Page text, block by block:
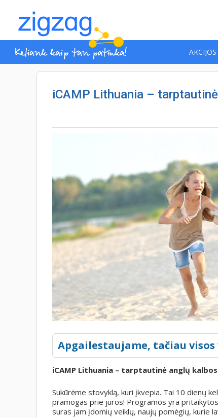
AKCIJOS
iCAMP Lithuania –
Apgailestaujame, tačiau
iCAMP Lithuania – tarptautinė anglų
Sukūrėme stovyklą, kuri įkvepia. Tai 10 dienų
pramogas prie jūros! Programos yra
suras jam įdomių veiklų, naujų pomėgių, kurie